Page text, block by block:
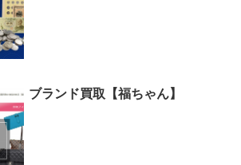
ブランド買取【福ちゃん】